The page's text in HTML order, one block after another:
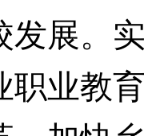
发展。
职业教